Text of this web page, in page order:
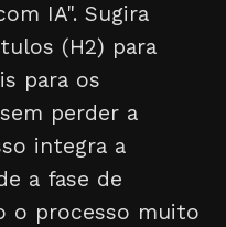
IA". Sugira
(H2) para
para os
perder a
integra a
a fase de
o processo muito